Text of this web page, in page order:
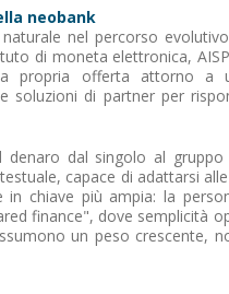
neobank
nel percorso
di moneta elettronica,
propria offerta attorno a
soluzioni di partner per
denaro dal singolo al
capace di adattarsi
chiave più ampia: la
finance", dove semplicità
un peso crescente,